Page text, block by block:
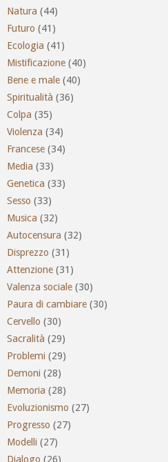
Natura (44)
Futuro (41)
Ecologia (41)
Mistificazione (40)
Bene e male (40)
Spiritualità (36)
Colpa (35)
Violenza (34)
Francese (34)
Media (33)
Genetica (33)
Sesso (33)
Musica (32)
Autocensura (32)
Disprezzo (31)
Attenzione (31)
Valenza sociale (30)
Paura di cambiare (30)
Cervello (30)
Sacralità (29)
Problemi (29)
Demoni (28)
Memoria (28)
Evoluzionismo (27)
Progresso (27)
Modelli (27)
Dialogo (26)